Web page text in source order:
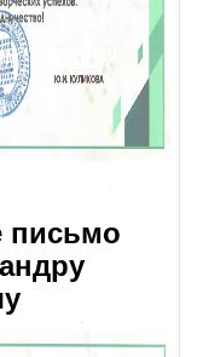
письмо